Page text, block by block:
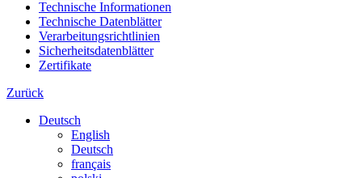
Technische Informationen
Technische Datenblätter
Verarbeitungsrichtlinien
Sicherheitsdatenblätter
Zertifikate
Zurück
Deutsch
English
Deutsch
français